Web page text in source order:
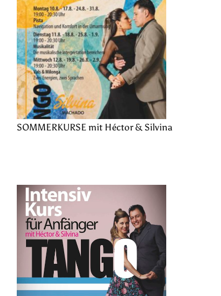
SOMMERKURSE mit Héctor & Silvina